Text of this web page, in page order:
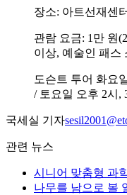
장소: 아트선재센터
관람 요금: 1만 원
이상, 예술인 패스
도슨트 투어 화요
/ 토요일 오후 2시,
국세실 기자
관련 뉴스
시니어 맞춤형 과
나무를 남으로 볼